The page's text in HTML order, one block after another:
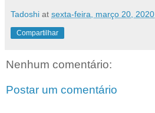
Tadoshi at sexta-feira, março 20, 2020
Compartilhar
Nenhum comentário:
Postar um comentário